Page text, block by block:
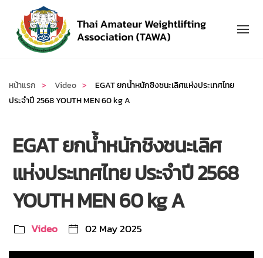
Skip to main content
หน้าแรก Video
EGAT ยกน้ำหนักชิงชนะเลิศแห่งประเทศไทย
ประจำปี 2568 YOUTH MEN 60 kg A
EGAT ยกน้ำหนักชิงชนะเลิศ
แห่งประเทศไทย ประจำปี 2568
YOUTH MEN 60 kg A
Video 02 May 2025